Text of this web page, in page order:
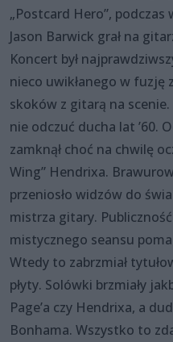
„Postcard Hero”,
Jason Barwick grał na
Koncert był
nieco uwikłanego w fuzję
skoków z gitarą na
nie odczuć ducha lat ’60.
zamknął choć na chwilę
Wing” Hendrixa.
przeniosło widzów do
mistrza gitary.
mistycznego seansu
Wtedy to zabrzmiał
płyty. Solówki brzmiały
Page’a czy Hendrixa, a
Bonhama. Wszystko to